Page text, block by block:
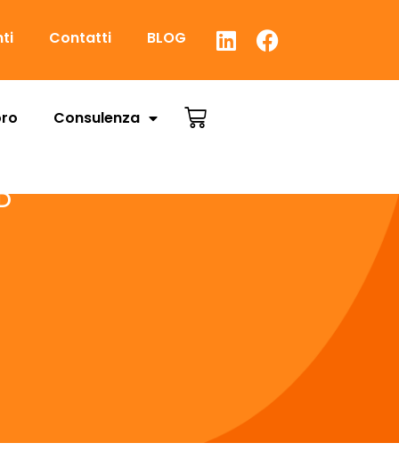
Contatti BLOG
Consulenza